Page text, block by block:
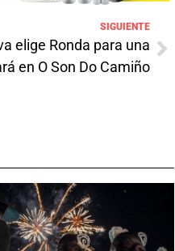
SIGUIENTE
elige Ronda para una
en O Son Do Camiño